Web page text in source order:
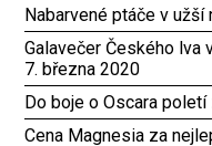
Nabarvené ptáče v užší
Galavečer Českého lva
7. března 2020
Do boje o Oscara
Cena Magnesia za